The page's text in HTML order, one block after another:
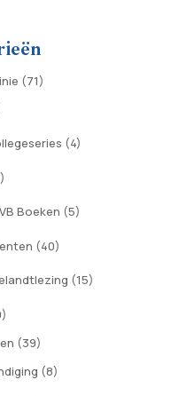
(71)
(4)
Boeken (5)
(40)
(15)
(39)
(8)